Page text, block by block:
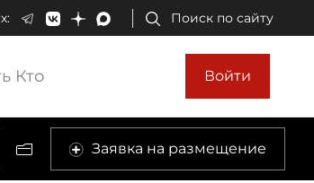
Поиск по сайту
Кто Войти
Заявка на размещение